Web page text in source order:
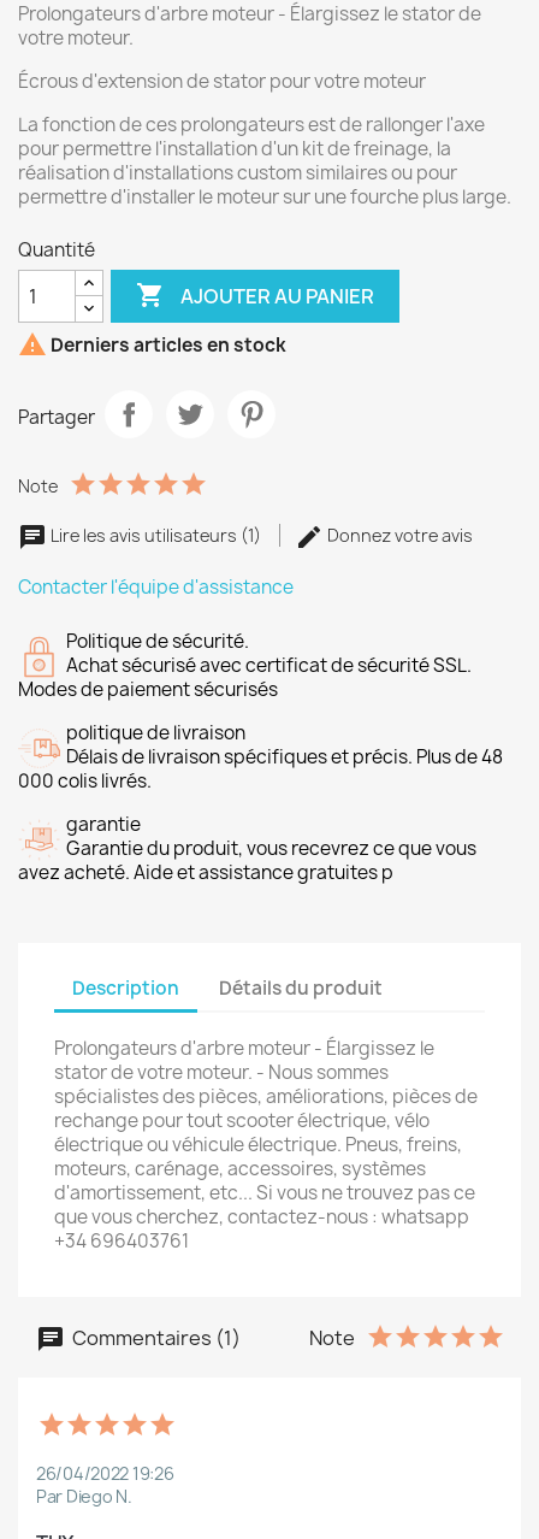
Prolongateurs d'arbre moteur - Élargissez le stator de
votre moteur.
Écrous d'extension de stator pour votre moteur
La fonction de ces prolongateurs est de rallonger l'axe
pour permettre l'installation d'un kit de freinage, la
réalisation d'installations custom similaires ou pour
permettre d'installer le moteur sur une fourche plus large.
Quantité
 AJOUTER AU PANIER
 Derniers articles en stock
Partager
Note
Lire les avis utilisateurs (1) Donnez votre avis
Contacter l'équipe d'assistance
Politique de sécurité.
Achat sécurisé avec certificat de sécurité SSL.
Modes de paiement sécurisés
politique de livraison
Délais de livraison spécifiques et précis. Plus de 48
000 colis livrés.
garantie
Garantie du produit, vous recevrez ce que vous
avez acheté. Aide et assistance gratuites p
Description Détails du produit
Prolongateurs d'arbre moteur - Élargissez le
stator de votre moteur. - Nous sommes
spécialistes des pièces, améliorations, pièces de
rechange pour tout scooter électrique, vélo
électrique ou véhicule électrique. Pneus, freins,
moteurs, carénage, accessoires, systèmes
d'amortissement, etc... Si vous ne trouvez pas ce
que vous cherchez, contactez-nous : whatsapp
+34 696403761
Commentaires (1) Note
26/04/2022 19:26
Par Diego N.